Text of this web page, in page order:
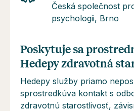
Česká společnost
psychologii, Brno
Poskytuje sa
Hedepy zdravotná
Hedepy služby priamo
sprostredkúva kontakt s
zdravotnú starostlivosť,